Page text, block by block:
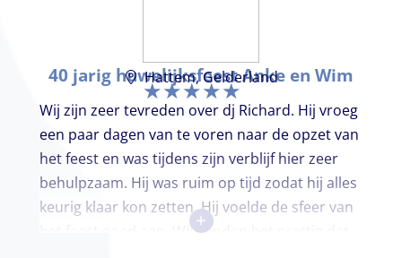
40 jarig huwelijksfeest Anke en Wim
Hattem, Gelderland
Wij zijn zeer tevreden over dj Richard. Hij vroeg
een paar dagen van te voren naar de opzet van
het feest en was tijdens zijn verblijf hier zeer
behulpzaam. Hij was ruim op tijd zodat hij alles
keurig klaar kon zetten. Hij voelde de sfeer van
het feest goed aan. Wij vonden het prettig dat
+